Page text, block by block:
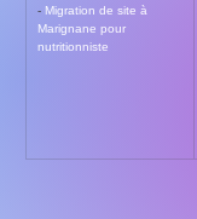
- Migration de site à
Marignane pour
nutritionniste